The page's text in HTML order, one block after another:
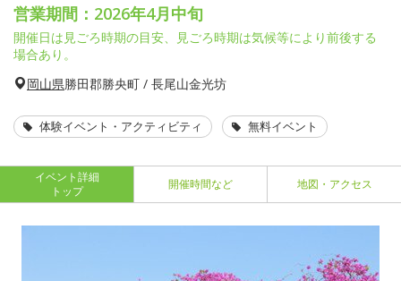
営業期間：2026年4月中旬
開催日は見ごろ時期の目安、見ごろ時期は気候等により前後する
場合あり。
岡山県勝田郡勝央町 / 長尾山金光坊
体験イベント・アクティビティ 無料イベント
イベント詳細
トップ
開催時間など 地図・アクセス